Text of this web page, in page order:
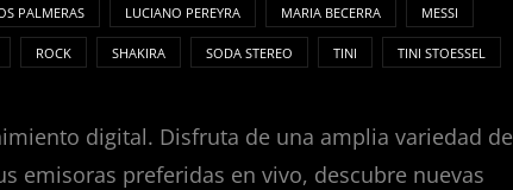
PALMERAS LUCIANO PEREYRA MARIA BECERRA MESSI
ROCK SHAKIRA SODA STEREO TINI TINI STOESSEL
digital. Disfruta de una amplia variedad de
emisoras preferidas en vivo, descubre nuevas